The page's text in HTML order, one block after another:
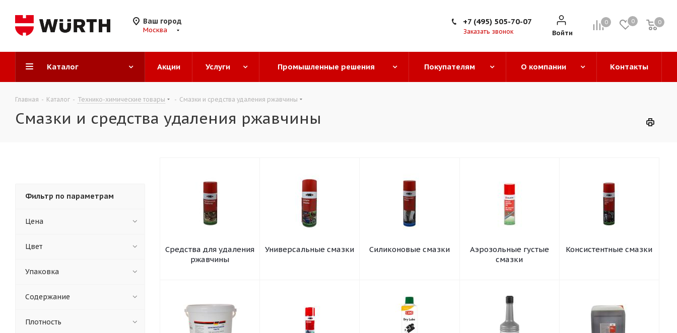
Ваш город
Москва
0 0 0
0
Войти
+7 (495) 505-70-07
Заказать звонок
Каталог Акции Услуги Промышленные решения Покупателям О компании Контакты
Главная - Каталог - Технико-химические товары - Смазки и средства удаления ржавчины
Смазки и средства удаления ржавчины
Средства для удаления
ржавчины
Универсальные смазки Силиконовые смазки
Аэрозольные густые
смазки
Консистентные смазки
Фильтр по параметрам
Цена
Цвет
Упаковка
Содержание
Плотность